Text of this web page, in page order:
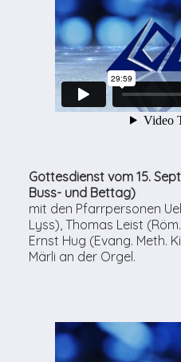
Gottesdienst vom 15.
Buss- und Bettag)
mit den Pfarrpersonen
Lyss), Thomas Leist
Ernst Hug (Evang. Meth.
Märli an der Orgel.